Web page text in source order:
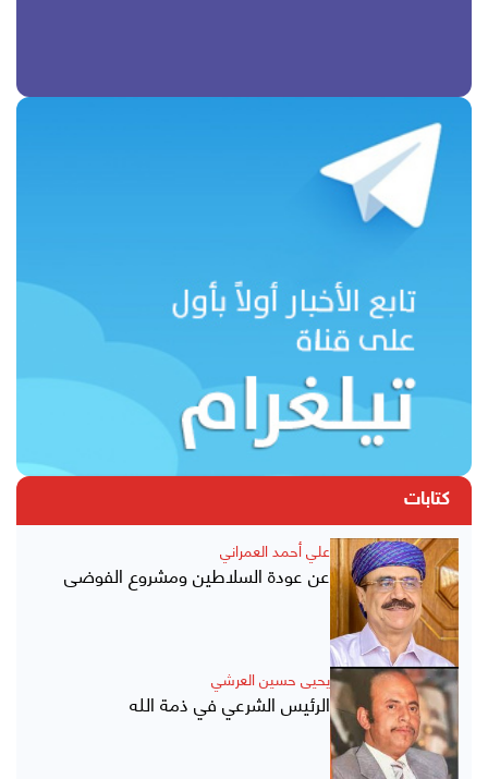
كتابات
علي أحمد العمراني
عن عودة السلاطين ومشروع الفوضى
يحيى حسين العرشي
الرئيس الشرعي في ذمة الله